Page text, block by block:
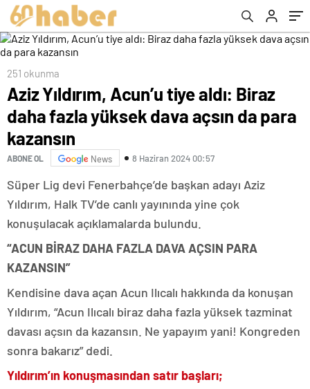
251 okunma
Aziz Yıldırım, Acun’u tiye aldı: Biraz
daha fazla yüksek dava açsın da para
kazansın
ABONE OL News 8 Haziran 2024 00:57
Süper Lig devi Fenerbahçe’de başkan adayı Aziz
Yıldırım, Halk TV’de canlı yayınında yine çok
konuşulacak açıklamalarda bulundu.
“ACUN BİRAZ DAHA FAZLA DAVA AÇSIN PARA
KAZANSIN”
Kendisine dava açan Acun Ilıcalı hakkında da konuşan
Yıldırım, “Acun Ilıcalı biraz daha fazla yüksek tazminat
davası açsın da kazansın. Ne yapayım yani! Kongreden
sonra bakarız” dedi.
Yıldırım’ın konuşmasından satır başları;